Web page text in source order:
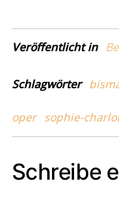
Veröffentlicht in
Schlagwörter
oper sophie-
Schreibe